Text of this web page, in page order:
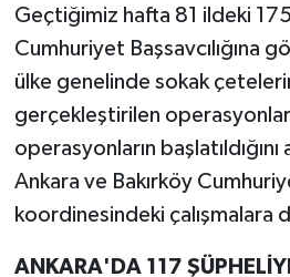
Geçtiğimiz hafta 81 ildeki
Cumhuriyet Başsavcılığına
ülke genelinde sokak
gerçekleştirilen
operasyonların başlatıldığını
Ankara ve Bakırköy
koordinesindeki çalışmalara
ANKARA'DA 117